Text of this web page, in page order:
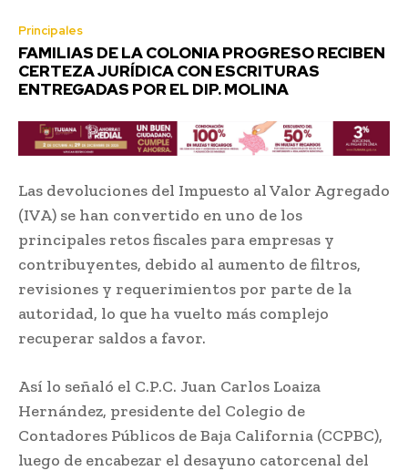
Principales
FAMILIAS DE LA COLONIA PROGRESO RECIBEN
CERTEZA JURÍDICA CON ESCRITURAS
ENTREGADAS POR EL DIP. MOLINA
Las devoluciones del Impuesto al Valor Agregado
(IVA) se han convertido en uno de los
principales retos fiscales para empresas y
contribuyentes, debido al aumento de filtros,
revisiones y requerimientos por parte de la
autoridad, lo que ha vuelto más complejo
recuperar saldos a favor.
Así lo señaló el C.P.C. Juan Carlos Loaiza
Hernández, presidente del Colegio de
Contadores Públicos de Baja California (CCPBC),
luego de encabezar el desayuno catorcenal del